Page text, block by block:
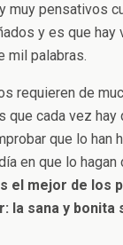
muy pensativos
y es que hay
mil palabras.
requieren de
que cada vez
que lo han
en que lo hagan
el mejor de los
la sana y bonita